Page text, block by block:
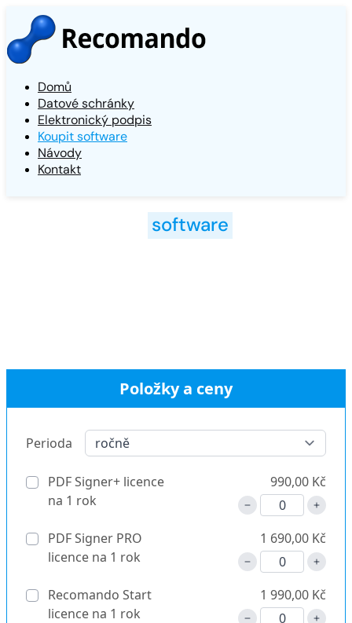
Domů
Datové schránky
Elektronický podpis
Koupit software
Návody
Kontakt
software
Položky a ceny
Perioda
PDF Signer+ licence
na 1 rok
990,00 Kč
PDF Signer PRO
licence na 1 rok
1 690,00 Kč
Recomando Start
licence na 1 rok
1 990,00 Kč